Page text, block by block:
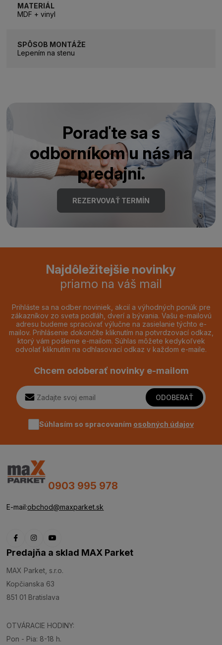
MATERIÁL
MDF + vinyl
SPÔSOB MONTÁŽE
Lepením na stenu
Poraďte sa s
odborníkom u nás na
predajni.
REZERVOVAŤ TERMÍN
Najdôležitejšie novinky
priamo na váš mail
Prihláste sa na odber noviniek, akcií a výhodných ponúk pre
zákazníkov zo sveta podláh, dverí a bývania. Vašu e-mailovú
adresu budeme spracúvať výlučne na zasielanie týchto e-
mailov. Prihlásenie dokončíte kliknutím na potvrdzovací odkaz,
ktorý vám pošleme e-mailom. Súhlas môžete kedykoľvek
odvolať kliknutím na odhlasovací odkaz v každom e-maile.
Chcem odoberať novinky e-mailom
ODOBERAŤ
Súhlasím so spracovaním osobných údajov
0903 995 978
E-mail:obchod@maxparket.sk
Predajňa a sklad MAX Parket
MAX Parket, s.r.o.
Kopčianska 63
851 01 Bratislava
OTVÁRACIE HODINY:
Pon - Pia: 8-18 h.